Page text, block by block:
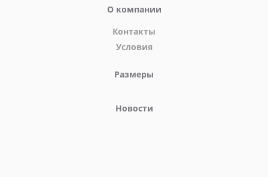
О компании
Контакты
Условия
Размеры
Новости